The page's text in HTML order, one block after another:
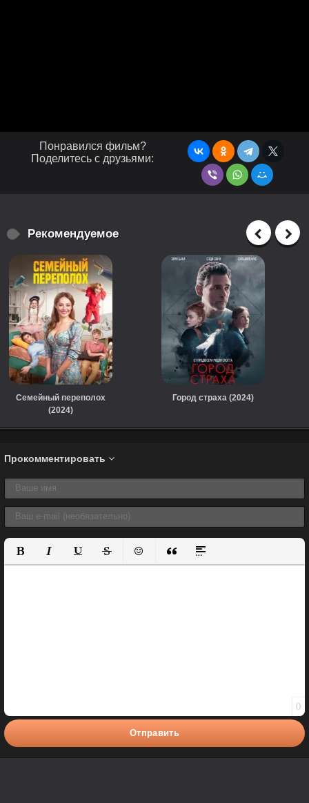
Понравился фильм?
Поделитесь с друзьями:
Рекомендуемое
Семейный переполох
(2024)
Город страха (2024)
Прокомментировать
Полужирный
КурсивПодчеркнутый
ЗачеркнутыйВставить смайлик
Вставка цитаты
Вставка спойлера
0
Отправить